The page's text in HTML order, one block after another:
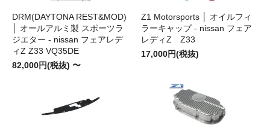
DRM(DAYTONA REST&MOD)
│ オールアルミ製 スポーツラ
ジエター - nissan フェアレデ
ィZ Z33 VQ35DE
82,000円(税抜) 〜
Z1 Motorsports │ オイルフィ
ラーキャップ - nissan フェア
レディZ Z33
17,000円(税抜)